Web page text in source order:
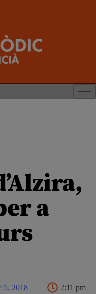
a
5, 2018 2:11 pm